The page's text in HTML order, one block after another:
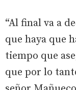
“Al final va a
que haya que
tiempo que
que por lo